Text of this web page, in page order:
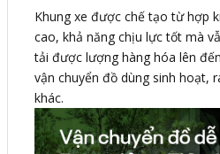
Khung xe được chế tạo từ hợp
cao, khả năng chịu lực tốt mà
tải được lượng hàng hóa lên
vận chuyển đồ dùng sinh hoạt,
khác.